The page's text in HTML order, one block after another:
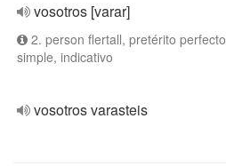
vosotros [varar]
2. person flertall, pretérito perfecto
simple, indicativo
vosotros varasteis